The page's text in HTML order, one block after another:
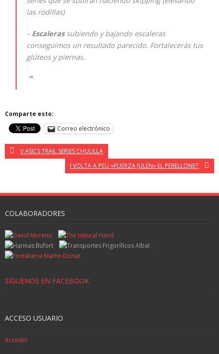
las rodillas)
– Escaleras subiendo y bajando escaleras
conseguimos un resultado parecido. Fortalecerás tus
glúteos y piernas.
Comparte esto:
Correo electrónico
V ASICS TRAIL SERIES CHULILLA
I VOLTA A PEU «FUERZA JULEN» EL PERELLONET
COLABORADORES
SIGUENOS EN FACEBOOK
ACCESO USUARIO
Acceder